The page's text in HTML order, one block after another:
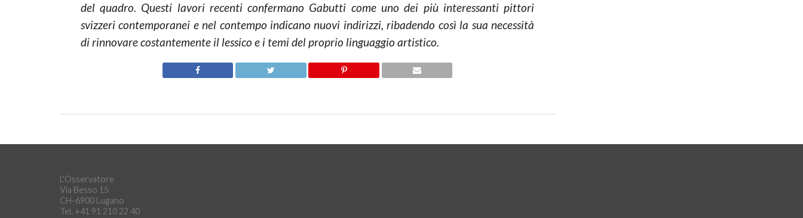
del quadro. Questi lavori recenti confermano Gabutti come uno dei più interessanti pittori
svizzeri contemporanei e nel contempo indicano nuovi indirizzi, ribadendo così la sua necessità
di rinnovare costantemente il lessico e i temi del proprio linguaggio artistico.
L'Osservatore
Via Besso 15
CH-6900 Lugano
Tel. +41 91 210 22 40